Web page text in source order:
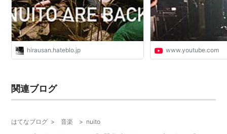
hirausan.hateblo.jp www.youtube.com
関連ブログ
はてなブログ > 音楽 > nuito